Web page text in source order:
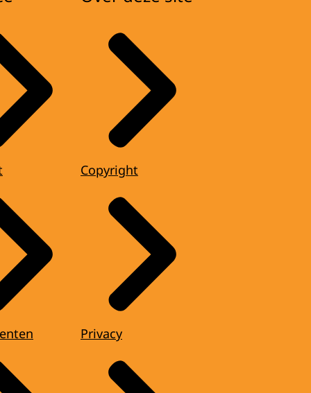
Copyright
Privacy